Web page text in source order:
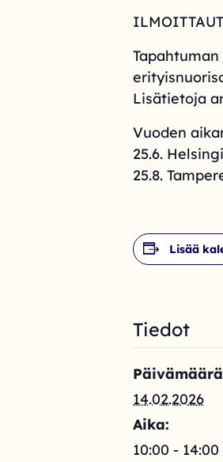
Lisätietoja
Vuoden
25.6.
25.8.
Lisää
Tiedot
14.02.2026
Aika:
10:00 - 14:00